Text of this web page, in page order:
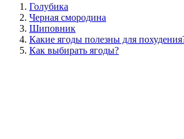
Голубика
Черная смородина
Шиповник
Какие ягоды полезны для
Как выбирать ягоды?